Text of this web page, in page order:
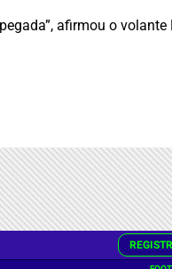
afirmou o volante